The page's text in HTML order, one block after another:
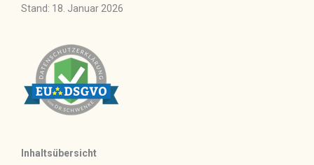
Stand: 18. Januar 2026
Inhaltsübersicht